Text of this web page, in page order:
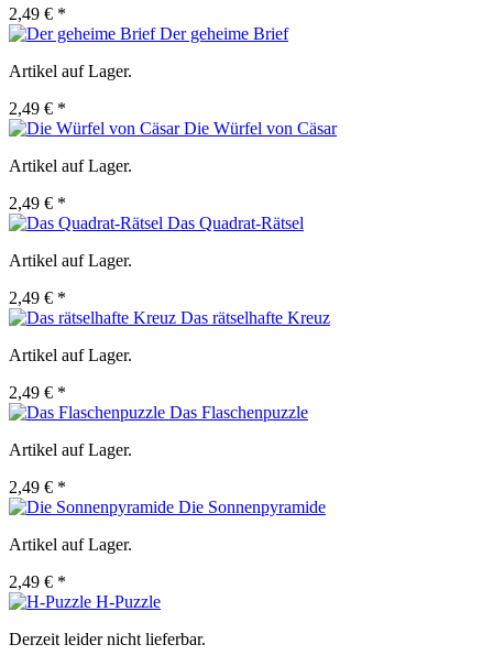
2,49 € *
Der geheime Brief
Artikel auf Lager.
2,49 € *
Die Würfel von Cäsar
Artikel auf Lager.
2,49 € *
Das Quadrat-Rätsel
Artikel auf Lager.
2,49 € *
Das rätselhafte Kreuz
Artikel auf Lager.
2,49 € *
Das Flaschenpuzzle
Artikel auf Lager.
2,49 € *
Die Sonnenpyramide
Artikel auf Lager.
2,49 € *
H-Puzzle
Derzeit leider nicht lieferbar.